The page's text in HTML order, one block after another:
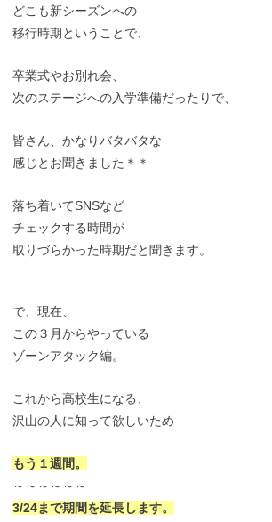
どこも新シーズンへの
移行時期ということで、
卒業式やお別れ会、
次のステージへの入学準備だったりで、
皆さん、かなりバタバタな
感じとお聞きました＊＊
落ち着いてSNSなど
チェックする時間が
取りづらかった時期だと聞きます。
で、現在、
この３月からやっている
ゾーンアタック編。
これから高校生になる、
沢山の人に知って欲しいため
もう１週間。
～～～～～～
3/24まで期間を延長します。